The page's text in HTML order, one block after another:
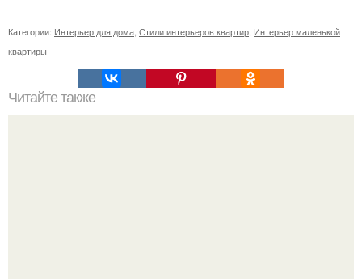
Категории: Интерьер для дома Стили интерьеров квартир Интерьер маленькой
квартиры
Читайте также